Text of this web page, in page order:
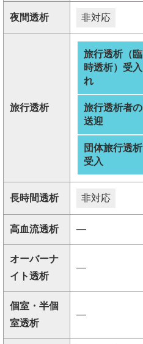
夜間透析 非対応
旅行透析
旅行透析（臨
時透析）受入
れ
旅行透析者の
送迎
団体旅行透析
受入
長時間透析 非対応
高血流透析 ―
オーバーナ
イト透析
―
個室・半個
室透析
―